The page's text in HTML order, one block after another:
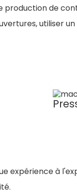
production de
utiliser
expérience à